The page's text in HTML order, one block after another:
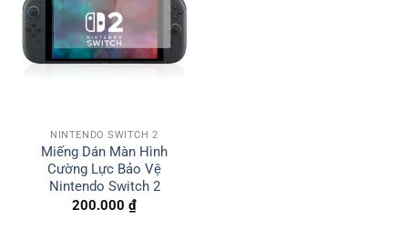
NINTENDO SWITCH 2
Miếng Dán Màn Hình
Cường Lực Bảo Vệ
Nintendo Switch 2
200.000 ₫